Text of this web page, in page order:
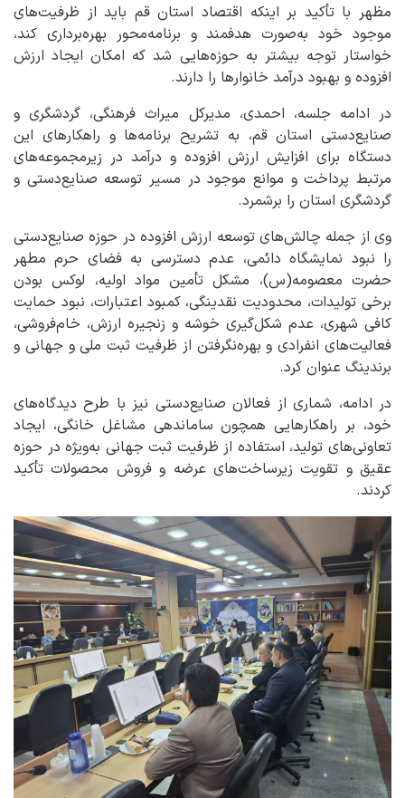
مظهر با تأکید بر اینکه اقتصاد استان قم باید از ظرفیت‌های
موجود خود به‌صورت هدفمند و برنامه‌محور بهره‌برداری کند،
خواستار توجه بیشتر به حوزه‌هایی شد که امکان ایجاد ارزش
افزوده و بهبود درآمد خانوارها را دارند.
در ادامه جلسه، احمدی، مدیرکل میراث فرهنگی، گردشگری و
صنایع‌دستی استان قم، به تشریح برنامه‌ها و راهکارهای این
دستگاه برای افزایش ارزش افزوده و درآمد در زیرمجموعه‌های
مرتبط پرداخت و موانع موجود در مسیر توسعه صنایع‌دستی و
گردشگری استان را برشمرد.
وی از جمله چالش‌های توسعه ارزش افزوده در حوزه صنایع‌دستی
را نبود نمایشگاه دائمی، عدم دسترسی به فضای حرم مطهر
حضرت معصومه(س)، مشکل تأمین مواد اولیه، لوکس بودن
برخی تولیدات، محدودیت نقدینگی، کمبود اعتبارات، نبود حمایت
کافی شهری، عدم شکل‌گیری خوشه و زنجیره ارزش، خام‌فروشی،
فعالیت‌های انفرادی و بهره‌نگرفتن از ظرفیت ثبت ملی و جهانی و
برندینگ عنوان کرد.
در ادامه، شماری از فعالان صنایع‌دستی نیز با طرح دیدگاه‌های
خود، بر راهکارهایی همچون ساماندهی مشاغل خانگی، ایجاد
تعاونی‌های تولید، استفاده از ظرفیت ثبت جهانی به‌ویژه در حوزه
عقیق و تقویت زیرساخت‌های عرضه و فروش محصولات تأکید
کردند.